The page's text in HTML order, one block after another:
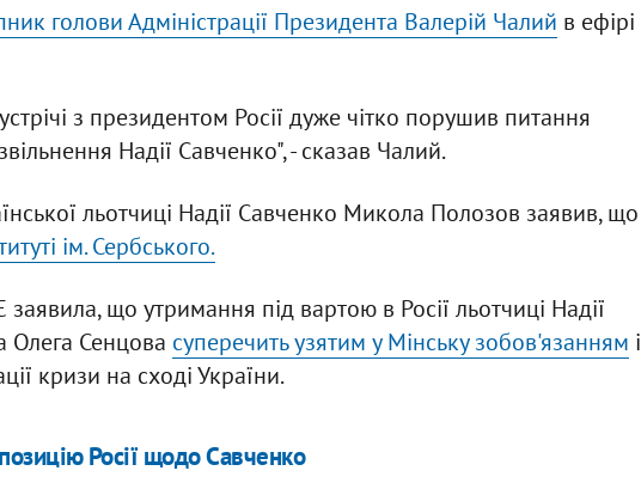
голови Адміністрації Президента Валерій Чалий в ефірі
з президентом Росії дуже чітко порушив питання
Надії Савченко", - сказав Чалий.
льотчиці Надії Савченко Микола Полозов заявив, що
ім. Сербського.
що утримання під вартою в Росії льотчиці Надії
Олега Сенцова суперечить узятим у Мінську зобов'язанням і
кризи на сході України.
Росії щодо Савченко